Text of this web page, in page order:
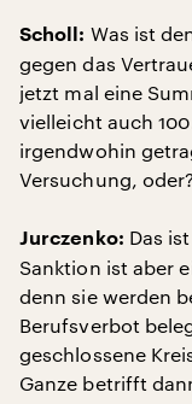
Scholl: Was ist
gegen das
jetzt mal eine
vielleicht auch
irgendwohin
Versuchung, oder?
Jurczenko: Das
Sanktion ist aber
denn sie werden
Berufsverbot
geschlossene
Ganze betrifft